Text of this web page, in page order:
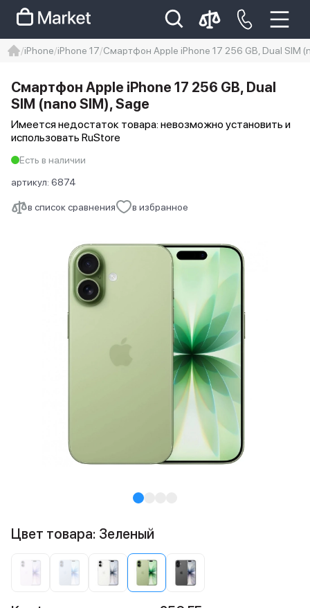
Iphone 14 pro max
айфон 14
iPhone iPhone 17 Смартфон Apple iPhone 17 256 GB, Dual SIM
в список сравнения в избранное
Смартфон Apple iPhone 17 256 GB, Dual
SIM (nano SIM), Sage
Имеется недостаток товара: невозможно установить и
использовать RuStore
Есть в наличии
артикул: 6874
Цвет товара: Зеленый